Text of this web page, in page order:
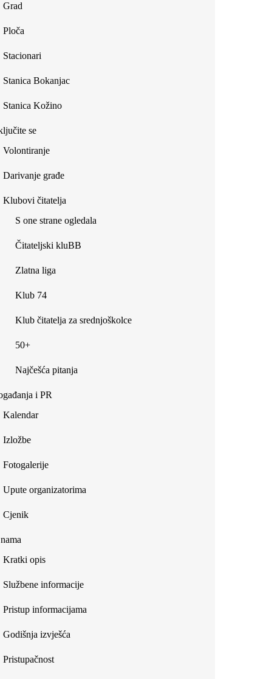
Grad
Ploča
Stacionari
Stanica Bokanjac
Stanica Kožino
se
Volontiranje
Darivanje građe
Klubovi čitatelja
S one strane ogledala
Čitateljski kluBB
Zlatna liga
Klub 74
Klub čitatelja za srednjoškolce
50+
Najčešća pitanja
i PR
Kalendar
Izložbe
Fotogalerije
Upute organizatorima
Cjenik
Kratki opis
Službene informacije
Pristup informacijama
Godišnja izvješća
Pristupačnost